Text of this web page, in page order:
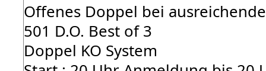
Offenes Doppel bei
501 D.O. Best of 3
Doppel KO System